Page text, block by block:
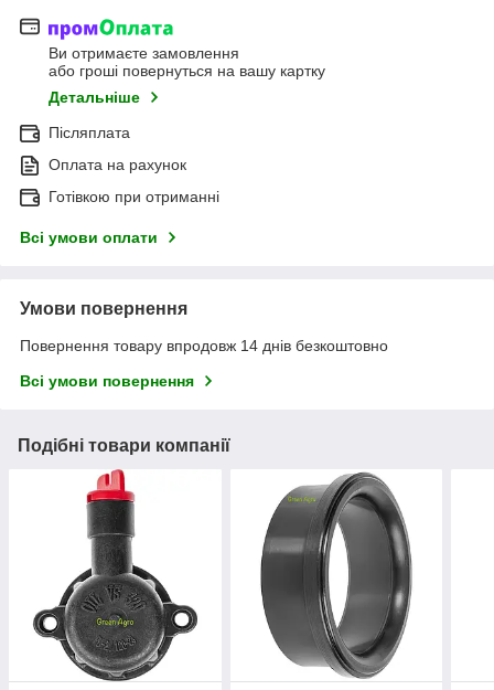
Ви отримаєте замовлення
або гроші повернуться на вашу картку
Детальніше
Післяплата
Оплата на рахунок
Готівкою при отриманні
Всі умови оплати
Умови повернення
Повернення товару впродовж 14 днів безкоштовно
Всі умови повернення
Подібні товари компанії